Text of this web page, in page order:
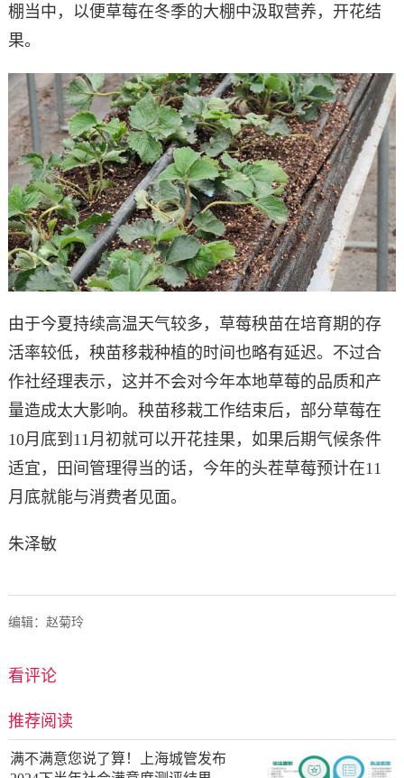
棚当中，以便草莓在冬季的大棚中汲取营养，开花结
果。
由于今夏持续高温天气较多，草莓秧苗在培育期的存
活率较低，秧苗移栽种植的时间也略有延迟。不过合
作社经理表示，这并不会对今年本地草莓的品质和产
量造成太大影响。秧苗移栽工作结束后，部分草莓在
10月底到11月初就可以开花挂果，如果后期气候条件
适宜，田间管理得当的话，今年的头茬草莓预计在11
月底就能与消费者见面。
朱泽敏
编辑：赵菊玲
看评论
推荐阅读
满不满意您说了算！上海城管发布